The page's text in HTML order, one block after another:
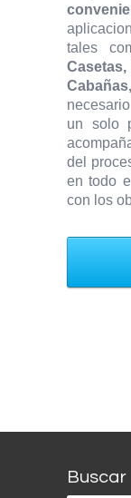
tales
un solo
del
en todo
con los
Buscar